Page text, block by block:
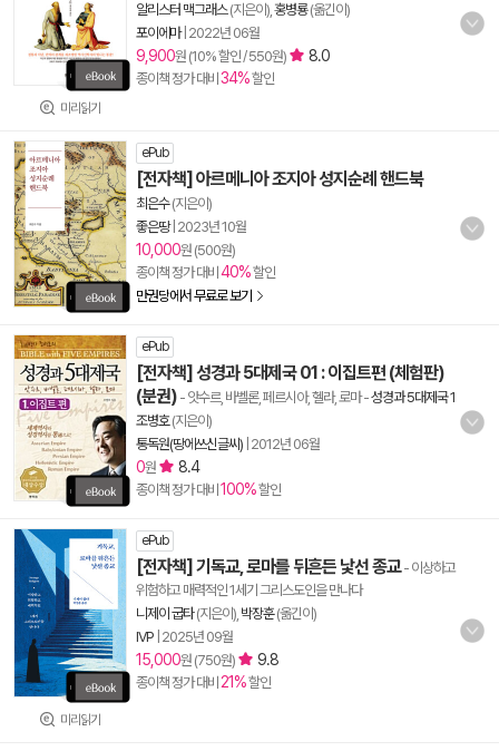
미리읽기
알리스터 맥그래스(지은이), 홍병룡(옮긴이)
포이에마| 2022년 06월
9,900원 (10% 할인 / 550원) 8.0
종이책 정가 대비 34%할인
ePub
[전자책] 아르메니아 조지아 성지순례 핸드북
최은수(지은이)
좋은땅| 2023년 10월
10,000원 (500원)
종이책 정가 대비 40%할인
만권당에서 무료로 보기
ePub
[전자책] 성경과 5대제국 01 : 이집트편 (체험판)
(분권) - 앗수르, 바벨론, 페르시아, 헬라, 로마-성경과 5대제국 1
조병호(지은이)
통독원(땅에쓰신글씨) 2012년 06월
0원 8.4
종이책 정가 대비 100%할인
미리읽기
ePub
[전자책] 기독교, 로마를 뒤흔든 낯선 종교- 이상하고
위험하고 매력적인 1세기 그리스도인을 만나다
니제이 굽타(지은이), 박장훈(옮긴이)
IVP 2025년 09월
15,000원 (750원) 9.8
종이책 정가 대비 21%할인